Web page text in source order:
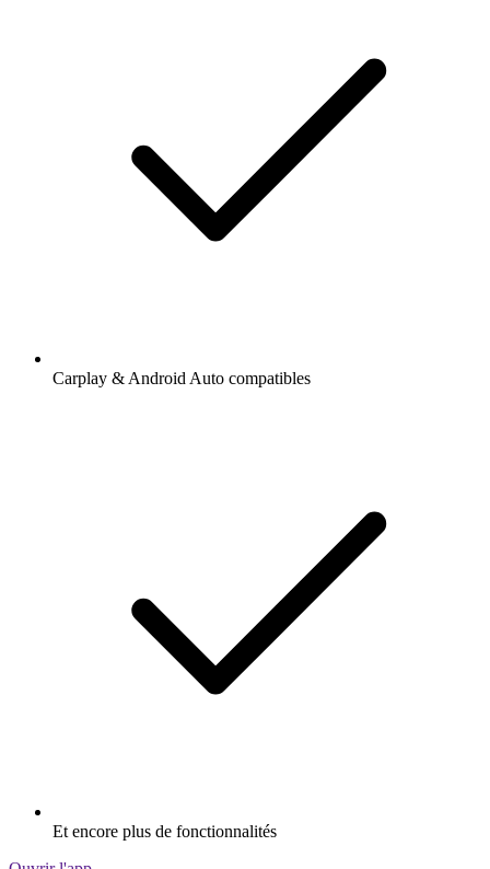
Carplay & Android Auto compatibles
Et encore plus de fonctionnalités